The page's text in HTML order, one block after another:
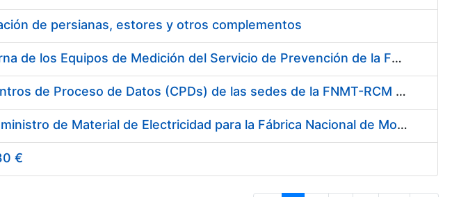
de persianas, estores y otros complementos
Servicio de Calibración y Verificación Externa de los Equipos de Medición del Servicio de Prevención de la FNMT-RCM
Conexión mediante Fibra Óptica de los Centros de Proceso de Datos (CPDs) de las sedes de la FNMT-RCM de Burgos y Madrid
Contratación de acuerdo marco para el Suministro de Material de Electricidad para la Fábrica Nacional de Moneda y Timbre-Real Casa de la Moneda en su centro de trabajo de Burgos
€